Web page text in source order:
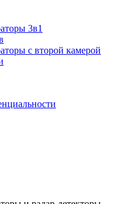
3в1
с второй камерой